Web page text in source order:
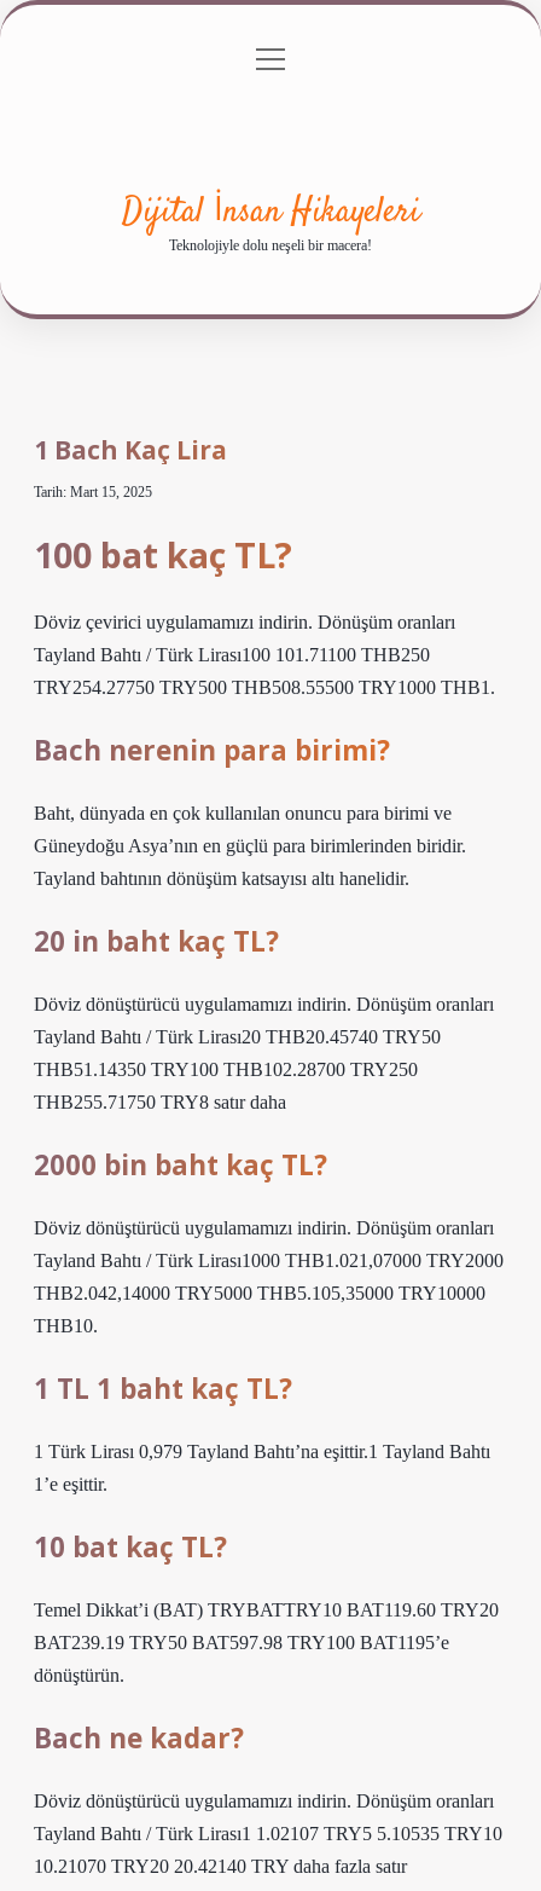
Gizlilik Politikası
menüyü
Dijital İnsan Hikayeleri
Teknolojiyle dolu neşeli bir macera!
1 Bach Kaç Lira
Tarih: Mart 15, 2025
100 bat kaç TL?
Döviz çevirici uygulamamızı indirin. Dönüşüm oranları
Tayland Bahtı / Türk Lirası100 101.71100 THB250
TRY254.27750 TRY500 THB508.55500 TRY1000 THB1.
Bach nerenin para birimi?
Baht, dünyada en çok kullanılan onuncu para birimi ve
Güneydoğu Asya’nın en güçlü para birimlerinden biridir.
Tayland bahtının dönüşüm katsayısı altı hanelidir.
20 in baht kaç TL?
Döviz dönüştürücü uygulamamızı indirin. Dönüşüm oranları
Tayland Bahtı / Türk Lirası20 THB20.45740 TRY50
THB51.14350 TRY100 THB102.28700 TRY250
THB255.71750 TRY8 satır daha
2000 bin baht kaç TL?
Döviz dönüştürücü uygulamamızı indirin. Dönüşüm oranları
Tayland Bahtı / Türk Lirası1000 THB1.021,07000 TRY2000
THB2.042,14000 TRY5000 THB5.105,35000 TRY10000
THB10.
1 TL 1 baht kaç TL?
1 Türk Lirası 0,979 Tayland Bahtı’na eşittir.1 Tayland Bahtı
1’e eşittir.
10 bat kaç TL?
Temel Dikkat’i (BAT) TRYBATTRY10 BAT119.60 TRY20
BAT239.19 TRY50 BAT597.98 TRY100 BAT1195’e
dönüştürün.
Bach ne kadar?
Döviz dönüştürücü uygulamamızı indirin. Dönüşüm oranları
Tayland Bahtı / Türk Lirası1 1.02107 TRY5 5.10535 TRY10
10.21070 TRY20 20.42140 TRY daha fazla satır